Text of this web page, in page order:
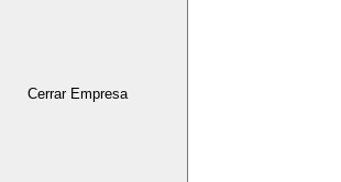
Cerrar Empresa